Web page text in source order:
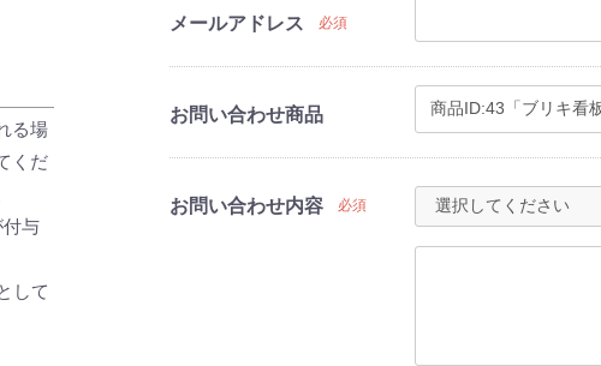
る場
くだ
付与
して
メールアドレス 必須
お問い合わせ商品
お問い合わせ内容 必須